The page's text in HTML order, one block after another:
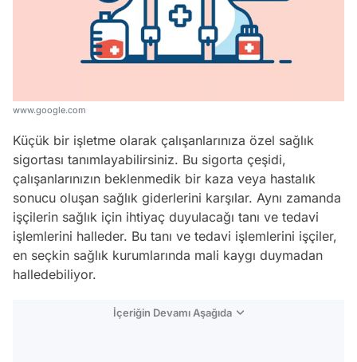
www.google.com
Küçük bir işletme olarak çalışanlarınıza özel sağlık
sigortası tanımlayabilirsiniz. Bu sigorta çeşidi,
çalışanlarınızın beklenmedik bir kaza veya hastalık
sonucu oluşan sağlık giderlerini karşılar. Aynı zamanda
işçilerin sağlık için ihtiyaç duyulacağı tanı ve tedavi
işlemlerini halleder. Bu tanı ve tedavi işlemlerini işçiler,
en seçkin sağlık kurumlarında mali kaygı duymadan
halledebiliyor.
İçeriğin Devamı Aşağıda